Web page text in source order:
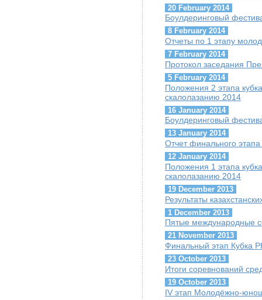
20 February 2014
Боулдеринговый
8 February 2014
Отчеты по 1 этапу
7 February 2014
Протокол заседания
5 February 2014
Положения 2 этапа
скалолазанию 2014
16 January 2014
Боулдеринговый
13 January 2014
Отчет финального
12 January 2014
Положения 1 этапа
скалолазанию 2014
19 December 2013
Результаты
1 December 2013
Пятые международные
21 November 2013
Финальный этап Кубка
23 October 2013
Итоги соревнований
19 October 2013
IV этап Молодёжно-